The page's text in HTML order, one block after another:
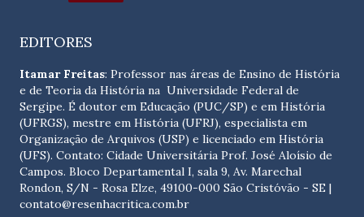
EDITORES
Itamar Freitas: Professor nas áreas de Ensino de História
e de Teoria da História na Universidade Federal de
Sergipe. É doutor em Educação (PUC/SP) e em História
(UFRGS), mestre em História (UFRJ), especialista em
Organização de Arquivos (USP) e licenciado em História
(UFS). Contato: Cidade Universitária Prof. José Aloísio de
Campos. Bloco Departamental I, sala 9, Av. Marechal
Rondon, S/N - Rosa Elze, 49100-000 São Cristóvão - SE |
contato@resenhacritica.com.br